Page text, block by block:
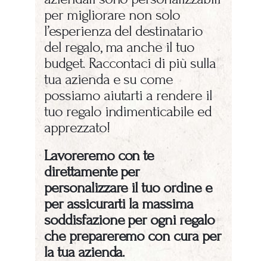
per migliorare non solo
l’esperienza del destinatario
del regalo, ma anche il tuo
budget. Raccontaci di più sulla
tua azienda e su come
possiamo aiutarti a rendere il
tuo regalo indimenticabile ed
apprezzato!
Lavoreremo con te
direttamente per
personalizzare il tuo ordine e
per assicurarti la massima
soddisfazione per ogni regalo
che prepareremo con cura per
la tua azienda.